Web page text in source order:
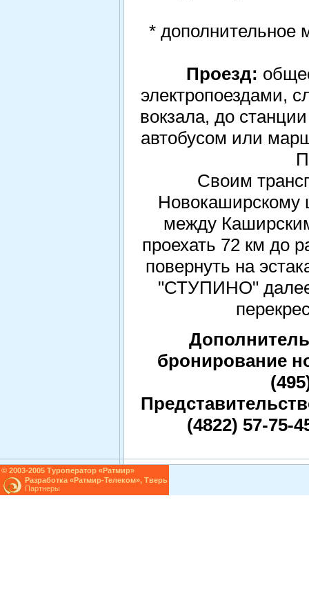
* дополнительное
Проезд:
электропоездами,
вокзала, до
автобусом или
Своим
Новокаширскому
между
проехать 72 км до
повернуть на
"СТУПИНО" далее
бронирование
(4822) 57-75-
© 2003-2005 Туроператор «Ратмир»
Разработка «Ратмир-Телеком», Тверь
Партнеры